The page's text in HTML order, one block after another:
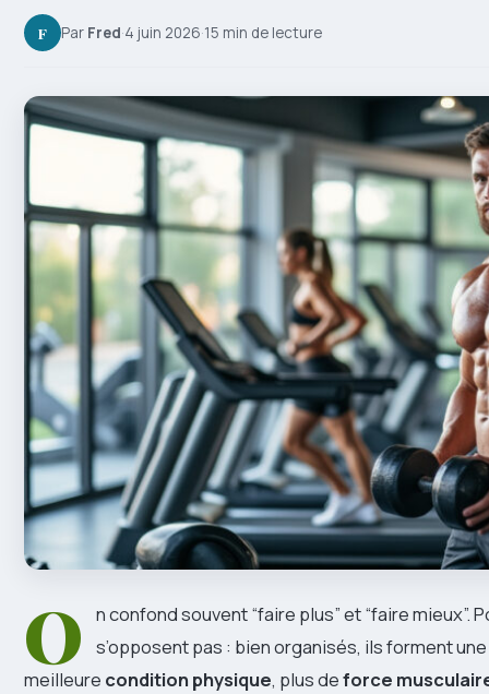
F Par Fred·4 juin 2026·15 min de lecture
O
n confond souvent “faire plus” et “faire mieux”.
s’opposent pas : bien organisés, ils forment une
meilleure condition physique, plus deforce